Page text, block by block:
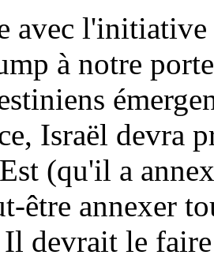
avec
à notre
Israël devra
(qu'il a
être annexer
devrait le